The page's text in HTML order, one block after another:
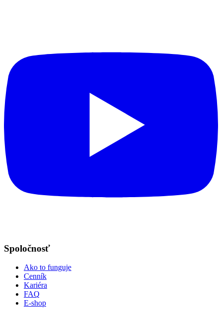
Spoločnosť
Ako to funguje
Cenník
Kariéra
FAQ
E-shop